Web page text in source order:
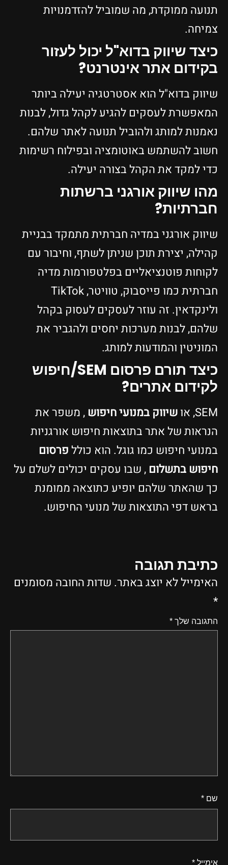
תנועה ממוקדת, מה שמוביל להזדמנויות
צמיחה.
כיצד שיווק בדוא"ל יכול לעזור
בקידום אתר אינטרנט?
שיווק בדוא"ל הוא אסטרטגיה יעילה ביותר
המאפשרת לעסקים להגיע לקהל גדול, לבנות
נאמנות למותג ולהוביל תנועה לאתר שלהם.
חשוב להשתמש באוטומציה ובפילוח רשימות
כדי למקד את הקהל בצורה יעילה.
מהו שיווק אורגני ברשתות
חברתיות?
שיווק אורגני במדיה חברתית מתמקד בבניית
קהילה, יצירת תוכן שניתן לשתף, וחיבור עם
לקוחות פוטנציאליים בפלטפורמות מדיה
חברתית כמו פייסבוק, טוויטר, TikTok
ולינקדאין. זה עוזר לעסקים לעסוק בקהל
שלהם, לבנות מערכות יחסים ולהגביר את
המוניטין והמודעות למותג.
כיצד תורם פרסום SEM/חיפוש
לקידום אתרים?
SEM, או שיווק במנועי חיפוש , משפר את
הנראות של אתר בתוצאות חיפוש אורגניות
במנועי חיפוש כמו גוגל. הוא כוללפרסום
חיפוש בתשלום , שבו עסקים יכולים לשלם על
כך שהאתר שלהם יופיע כתוצאה ממומנת
בראש דפי התוצאות של מנועי החיפוש.
כתיבת תגובה
האימייל לא יוצג באתר. שדות החובה מסומנים
*
התגובה שלך *
שם *
אימייל *